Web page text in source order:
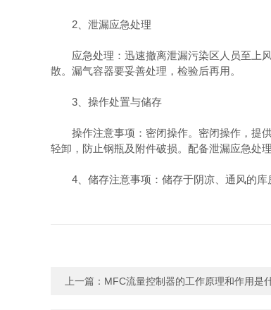
2、泄漏应急处理
应急处理：迅速撤离泄漏污染区人员至上风
散。漏气容器要妥善处理，检验后再用。
3、操作处置与储存
操作注意事项：密闭操作。密闭操作，提供
轻卸，防止钢瓶及附件破损。配备泄漏应急处理
4、储存注意事项：储存于阴凉、通风的库
上一篇： MFC流量控制器的工作原理和作用是